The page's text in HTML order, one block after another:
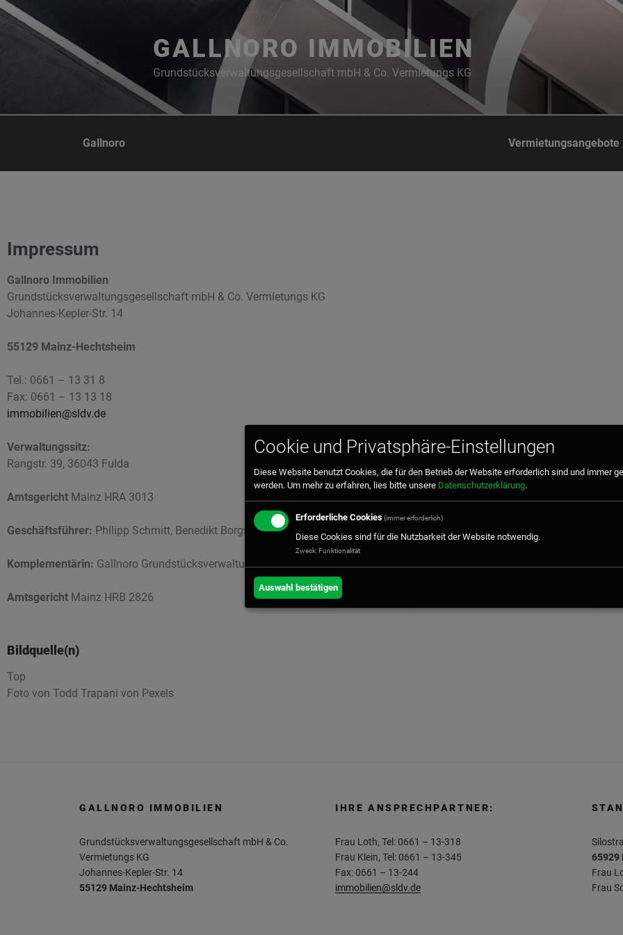
GALLNORO IMMOBILIEN
Grundstücksverwaltungsgesellschaft mbH & Co. Vermietungs KG
Gallnoro Vermietungsangebote
Impressum
Gallnoro Immobilien
Grundstücksverwaltungsgesellschaft mbH & Co. Vermietungs KG
Johannes-Kepler-Str. 14
55129 Mainz-Hechtsheim
Tel.: 0661 – 13 31 8
Fax: 0661 – 13 13 18
immobilien@sldv.de
Verwaltungssitz:
Rangstr. 39, 36043 Fulda
Amtsgericht Mainz HRA 3013
Geschäftsführer: Philipp Schmitt, Benedikt Borgs-Maciejewski
Komplementärin: Gallnoro Grundstücksverwaltungsgesellschaft mbH
Amtsgericht Mainz HRB 2826
Bildquelle(n)
Top
Foto von Todd Trapani von Pexels
GALLNORO IMMOBILIEN
Grundstücksverwaltungsgesellschaft mbH & Co.
Vermietungs KG
Johannes-Kepler-Str. 14
55129 Mainz-Hechtsheim
IHRE ANSPRECHPARTNER:
Frau Loth, Tel: 0661 – 13-318
Frau Klein, Tel: 0661 – 13-345
Fax: 0661 – 13-244
immobilien@sldv.de
65929
Frau
Frau
Cookie und Privatsphäre-Einstellungen
Diese Website benutzt Cookies, die für den Betrieb der Website erforderlich sind und immer
werden. Um mehr zu erfahren, lies bitte unsere Datenschutzerklärung.
Erforderliche Cookies(immer erforderlich)
Diese Cookies sind für die Nutzbarkeit der Website notwendig.
Zweck: Funktionalität
Auswahl bestätigen